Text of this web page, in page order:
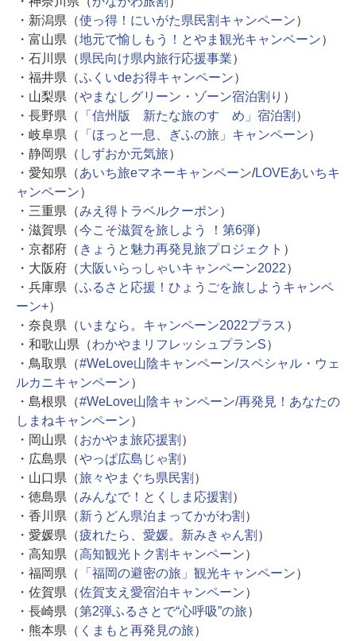
・新潟県（使っ得！にいがた県民割キャンペーン）
・富山県（地元で愉しもう！とやま観光キャンペーン）
・石川県（県民向け県内旅行応援事業）
・福井県（ふくいdeお得キャンペーン）
・山梨県（やまなしグリーン・ゾーン宿泊割り ）
・長野県（
「信州版 新たな旅のすゝめ」宿泊割 ）
・岐阜県（
「ほっと一息、ぎふの旅」キャンペーン）
・静岡県（ しずおか元気旅）
・愛知県（あいち旅eマネーキャンペーン/LOVEあいちキ
ャンペーン）
・三重県（みえ得トラベルクーポン）
・滋賀県（今こそ滋賀を旅しよう ！第6弾）
・京都府（ きょうと魅力再発見旅プロジェクト ）
・大阪府（大阪いらっしゃいキャンペーン2022）
・兵庫県（ふるさと応援！ひょうごを旅しようキャンペ
ーン+）
・奈良県（いまなら。キャンペーン2022プラス ）
・和歌山県（わかやまリフレッシュプランS）
・鳥取県（#WeLove山陰キャンペーン/スペシャル・ウェ
ルカニキャンペーン）
・島根県（#WeLove山陰キャンペーン/再発見！あなたの
しまねキャンペーン）
・岡山県（おかやま旅応援割 ）
・広島県（やっぱ広島じゃ割 ）
・山口県（旅々やまぐち県民割 ）
・徳島県（みんなで！とくしま応援割 ）
・香川県（新うどん県泊まってかがわ割 ）
・愛媛県（疲れたら、愛媛。新みきゃん割 ）
・高知県（高知観光トク割キャンペーン）
・福岡県（
「福岡の避密の旅」観光キャンペーン）
・佐賀県（佐賀支え愛宿泊キャンペーン）
・長崎県（第2弾ふるさとで“心呼吸”の旅）
・熊本県（ くまもと再発見の旅）